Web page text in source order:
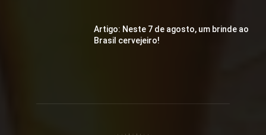
Artigo: Neste 7 de agosto, um brinde ao
Brasil cervejeiro!